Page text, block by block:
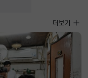
사진뉴스
더보기